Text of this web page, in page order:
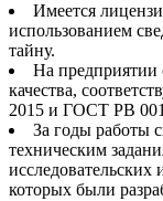
Имеется
использованием
тайну.
На предприятии
качества,
2015 и ГОСТ РВ
За годы работы
техническим
исследовательских
которых были